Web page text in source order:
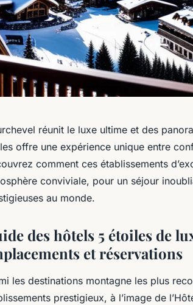
réunit le luxe ultime et des
offre une expérience unique entre
comment ces établissements
conviviale, pour un séjour
au monde.
des hôtels 5 étoiles de
et réservations
les destinations montagne les plus
prestigieux, à l’image de